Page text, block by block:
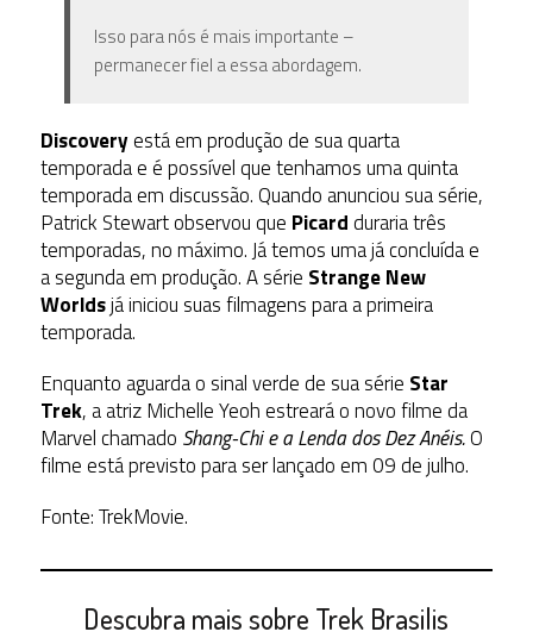
Isso para nós é mais importante –
permanecer fiel a essa abordagem.
Discoveryestá em produção de sua quarta
temporada e é possível que tenhamos uma quinta
temporada em discussão. Quando anunciou sua série,
Patrick Stewart observou que Picardduraria três
temporadas, no máximo. Já temos uma já concluída e
a segunda em produção. A série Strange New
Worldsjá iniciou suas filmagens para a primeira
temporada.
Enquanto aguarda o sinal verde de sua série Star
Trek, a atriz Michelle Yeoh estreará o novo filme da
Marvel chamado Shang-Chi e a Lenda dos Dez Anéis.O
filme está previsto para ser lançado em 09 de julho.
Fonte: TrekMovie.
Descubra mais sobre Trek Brasilis